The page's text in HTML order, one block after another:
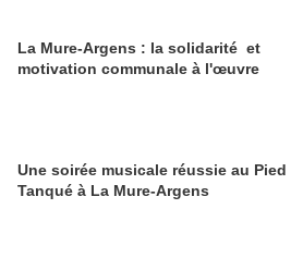
La Mure-Argens : la solidarité et
motivation communale à l'œuvre
Une soirée musicale réussie au Pied
Tanqué à La Mure-Argens